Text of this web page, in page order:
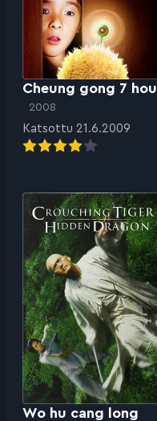
Cheung gong 7 hou
2008
Katsottu 21.6.2009
Wo hu cang long